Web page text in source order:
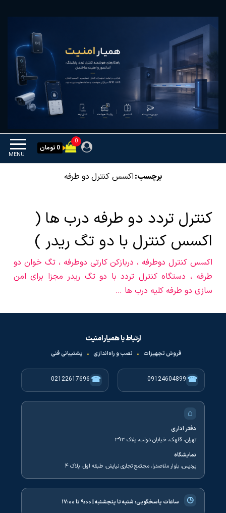
همیار امنیت
MENU
0
0 تومان
برچسب:اکسس کنترل دو طرفه
کنترل تردد دو طرفه درب ها (
اکسس کنترل با دو تگ ریدر )
اکسس کنترل دوطرفه ، دربازکن کارتی دوطرفه ، تگ خوان دو
طرفه ، دستگاه کنترل تردد با دو تگ ریدر مجزا برای امن
سازی دو طرفه کلیه درب ها …
ارتباط با همیار امنیت
فروش تجهیزات • نصب و راه‌اندازی • پشتیبانی فنی
☎
09124604899
☎
02122617696
⌂
دفتر اداری
تهران، قلهک، خیابان دولت، پلاک ۳۹۳
نمایشگاه
پردیس، بلوار ملاصدرا، مجتمع تجاری نیایش، طبقه اول، پلاک ۴
◷ ساعات پاسخگویی:شنبه تا پنجشنبه | ۹:۰۰ تا ۱۷:۰۰